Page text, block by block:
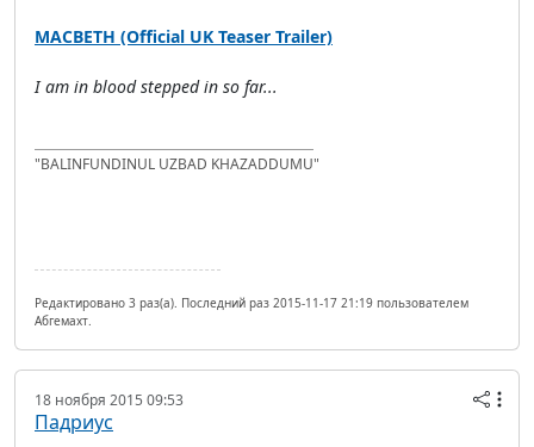
MACBETH (Official UK Teaser Trailer)
I am in blood stepped in so far...
"BALINFUNDINUL UZBAD KHAZADDUMU"
Редактировано 3 раз(а). Последний раз 2015-11-17 21:19 пользователем
Абгемахт.
18 ноября 2015 09:53
Падриус